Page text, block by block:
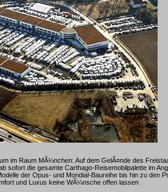
im Raum MÃ¼nchen: Auf dem GelÃ¤nde des
sofort die gesamte Carthago-Reisemobilpalette im
der Opus- und Mondial-Baureihe bis hin zu den
und Luxus keine WÃ¼nsche offen lassen